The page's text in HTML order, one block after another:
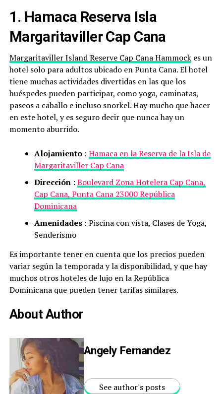
1. Hamaca Reserva Isla
Margaritaviller Cap Cana
Margaritaviller Island Reserve Cap Cana Hammockes un
hotel solo para adultos ubicado en Punta Cana. El hotel
tiene muchas actividades divertidas en las que los
huéspedes pueden participar, como yoga, caminatas,
paseos a caballo e incluso snorkel. Hay mucho que hacer
en este hotel, y es seguro decir que nunca hay un
momento aburrido.
Alojamiento: Hamaca en la Reserva de la Isla de
Margaritaviller Cap Cana
Dirección: Boulevard Zona Hotelera Cap Cana,
Cap Cana, Punta Cana 23000 República
Dominicana
Amenidades: Piscina con vista, Clases de Yoga,
Senderismo
Es importante tener en cuenta que los precios pueden
variar según la temporada y la disponibilidad, y que hay
muchos otros hoteles de lujo en la República
Dominicana que pueden tener tarifas similares.
About Author
Angely Fernandez
See author's posts